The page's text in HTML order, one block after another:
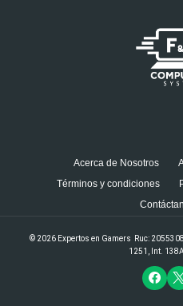
Acerca de Nosotros
Términos y condiciones
© 2026 Expertos en Gamers Ruc:
1251, Int.